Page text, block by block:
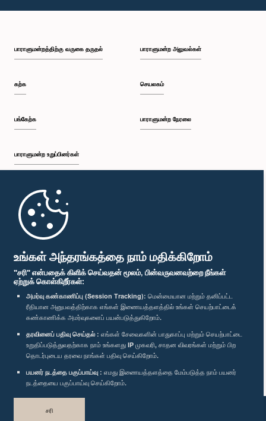
உங்கள் அந்தரங்கத்தை நாம் மதிக்கிறோம்
"சரி" என்பதைக் கிளிக் செய்வதன் மூலம், பின்வருவனவற்றை நீங்கள்
ஏற்றுக் கொள்கிறீர்கள்:
அமர்வு கண்காணிப்பு (Session Tracking): மென்மையான மற்றும் தனிப்பட்ட
ரீதியான அனுபவத்திற்காக எங்கள் இணையத்தளத்தில் உங்கள் செயற்பாட்டைக்
கண்காணிக்க அமர்வுகளைப் பயன்படுத்துகிறோம்.
தரவினைப் பதிவு செய்தல் : எங்கள் சேவைகளின் பாதுகாப்பு மற்றும் செயற்பாட்டை
உறுதிப்படுத்துவதற்காக நாம் உங்களது IP முகவரி, சாதன விவரங்கள் மற்றும் பிற
தொடர்புடைய தரவை நாங்கள் பதிவு செய்கிறோம்.
பயனர் நடத்தை பகுப்பாய்வு : எமது இணையத்தளத்தை மேம்படுத்த நாம் பயனர்
நடத்தையை பகுப்பாய்வு செய்கிறோம்.
சரி
பாராளுமன்றத்திற்கு வருகை தருதல்
கற்க
பங்கேற்க
பாராளுமன்ற உறுப்பினர்கள்
முதற்பக்கம்
பாராளுமன்ற அலுவல்கள்
செயலகம்
பாராளுமன்ற நேரலை
பாராளுமன்ற கையடக்க செயலி
எம்மை பின்தொடர்க :
விருதுகள்
தனியுரிமைக் கொள்கை